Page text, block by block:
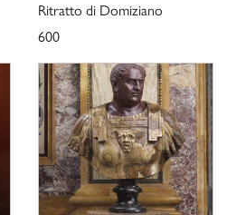
italiana , II,I generi e i temi ritrovati
1985, pp. 383-412.
porfido rosso antico, una esclusività
1, 1987, pp. 42-48.
I ministri del principe Camillo: cronaca
di antichità dal 1807 al 1832, in
1987, pp. 339-371.
committenza e decorazione
di A. Coliva, Roma 1994, p. 15.
Ritratto di Domiziano
600